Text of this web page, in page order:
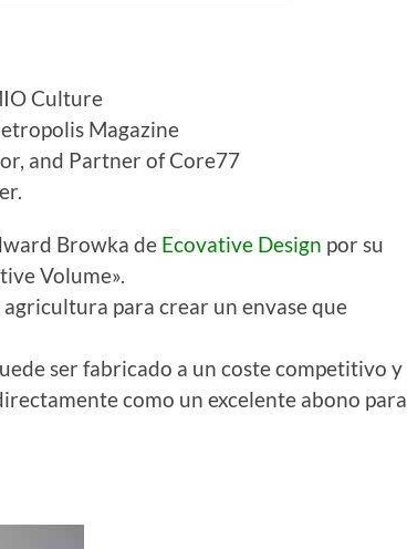
Culture
Magazine
and Partner of Core77
Browka de Ecovative Design por su
Volume».
para crear un envase que
ser fabricado a un coste competitivo y
como un excelente abono para